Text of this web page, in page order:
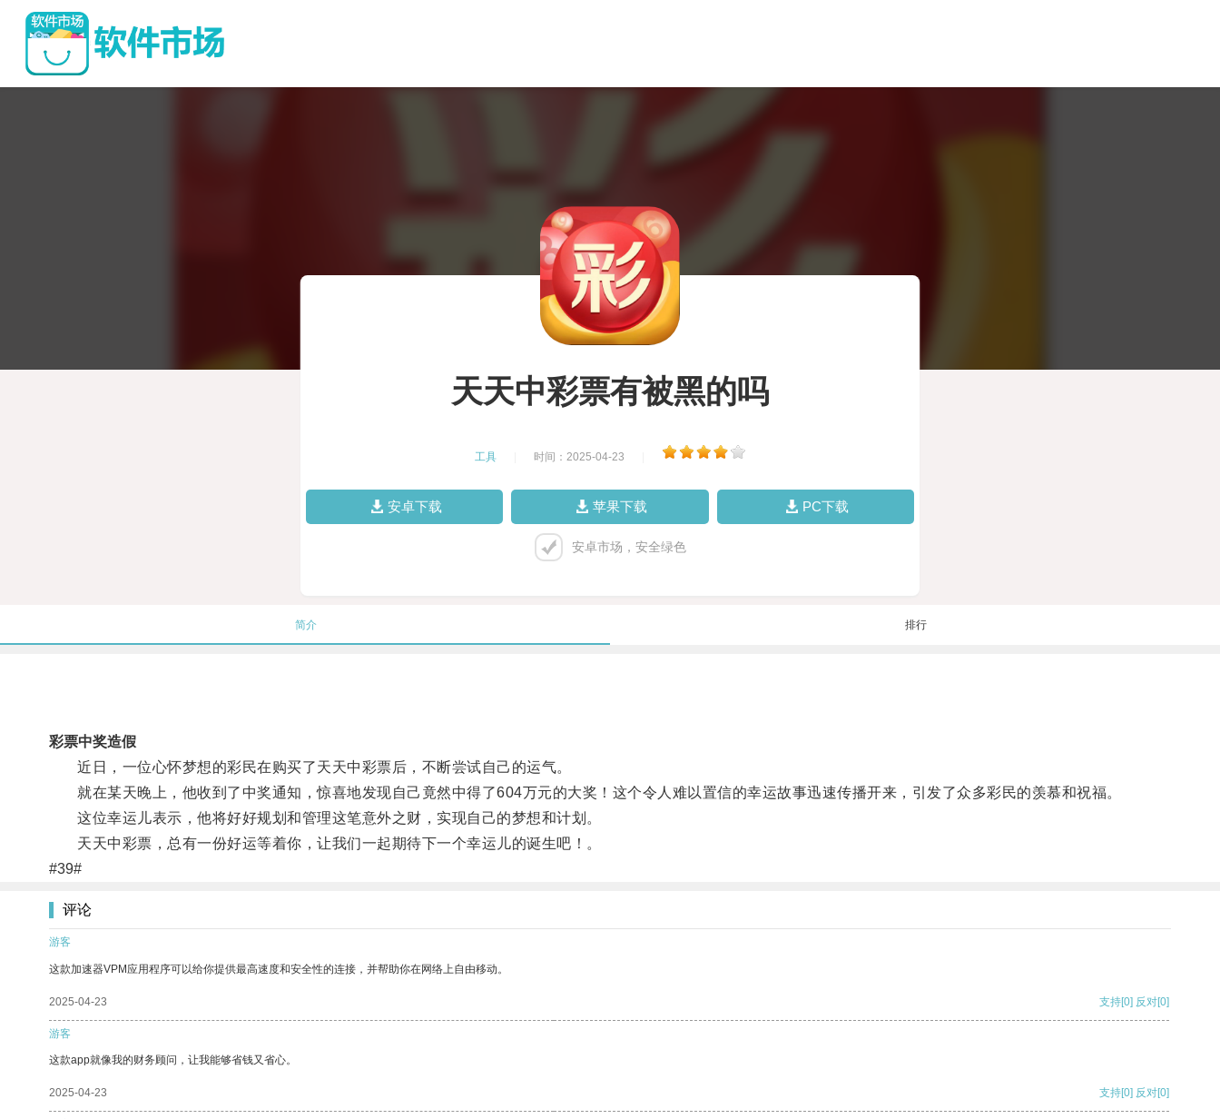
天天中彩票有被黑的吗
工具 时间：2025-04-23
安卓下载 苹果下载 PC下载
安卓市场，安全绿色
简介 排行
彩票中奖造假
近日，一位心怀梦想的彩民在购买了天天中彩票后，不断尝试自己的运气。
就在某天晚上，他收到了中奖通知，惊喜地发现自己竟然中得了604万元的大奖！这个令人难以置信的幸运故事迅速传播开来，引发了众多彩民的羡慕和祝福。
这位幸运儿表示，他将好好规划和管理这笔意外之财，实现自己的梦想和计划。
天天中彩票，总有一份好运等着你，让我们一起期待下一个幸运儿的诞生吧！。
#39#
评论
游客
这款加速器VPM应用程序可以给你提供最高速度和安全性的连接，并帮助你在网络上自由移动。
2025-04-23 支持[0] 反对[0]
游客
这款app就像我的财务顾问，让我能够省钱又省心。
2025-04-23 支持[0] 反对[0]